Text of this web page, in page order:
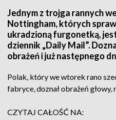
Jednym z trojga rannych
Nottingham, których
ukradzioną furgonetką,
dziennik „Daily Mail”.
obrażeń i już następnego
Polak, który we wtorek rano
fabryce, doznał obrażeń głowy,
CZYTAJ CAŁOŚĆ NA: